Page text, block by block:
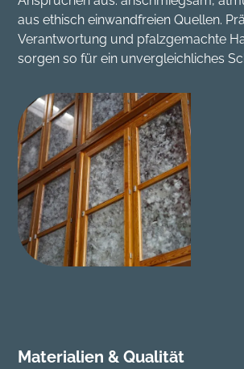
aus ethisch einwandfreien Quellen.
Verantwortung und pfalzgemachte
sorgen so für ein unvergleichliches
Materialien & Qualität